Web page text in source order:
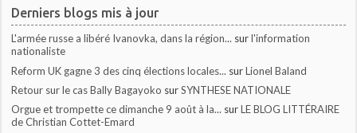
Derniers blogs mis à jour
L'armée russe a libéré Ivanovka, dans la région... surl'information
nationaliste
Reform UK gagne 3 des cinq élections locales... surLionel Baland
Retour sur le cas Bally Bagayoko surSYNTHESE NATIONALE
Orgue et trompette ce dimanche 9 août à la... surLE BLOG LITTÉRAIRE
de Christian Cottet-Emard